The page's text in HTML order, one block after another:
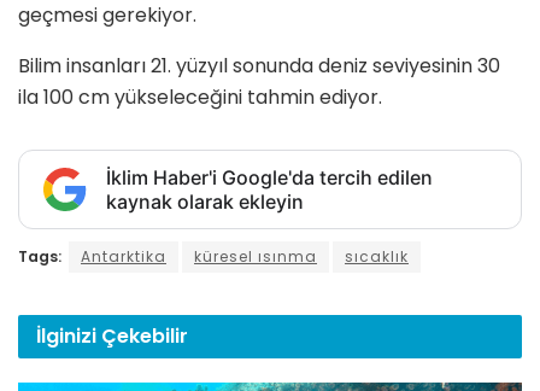
geçmesi gerekiyor.
Bilim insanları 21. yüzyıl sonunda deniz seviyesinin 30
ila 100 cm yükseleceğini tahmin ediyor.
İklim Haber'i Google'da tercih edilen
kaynak olarak ekleyin
Tags: Antarktika küresel ısınma sıcaklık
İlginizi Çekebilir